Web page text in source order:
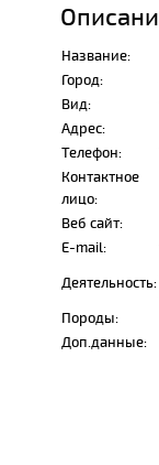
Название:
Город:
Вид:
Адрес:
Телефон:
Контактное
лицо:
Веб сайт:
E-mail:
Деятельность:
Породы:
Доп.данные: